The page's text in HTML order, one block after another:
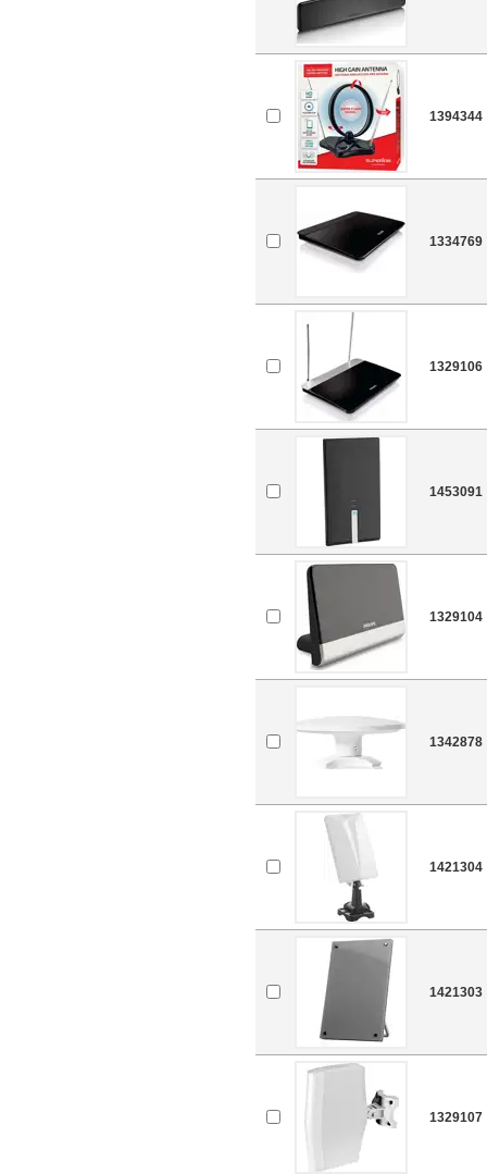
1394344
1334769
1329106
1453091
1329104
1342878
1421304
1421303
1329107